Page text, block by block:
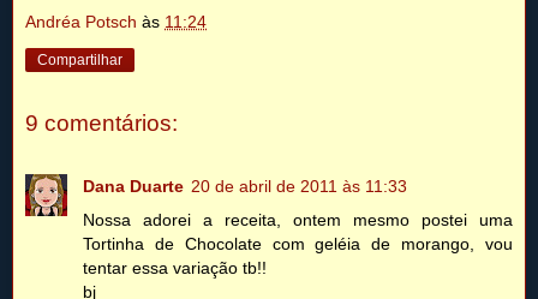
Andréa Potsch às 11:24
Compartilhar
9 comentários:
Dana Duarte 20 de abril de 2011 às 11:33
Nossa adorei a receita, ontem mesmo postei uma
Tortinha de Chocolate com geléia de morango, vou
tentar essa variação tb!!
bj